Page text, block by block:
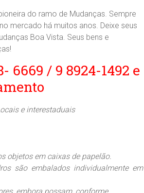
do ramo de Mudanças. Sempre
mercado há muitos anos. Deixe seus
Boa Vista. Seus bens e
6669 / 9 8924-1492 e
e interestaduais
objetos em caixas de papelão.
são embalados individualmente em